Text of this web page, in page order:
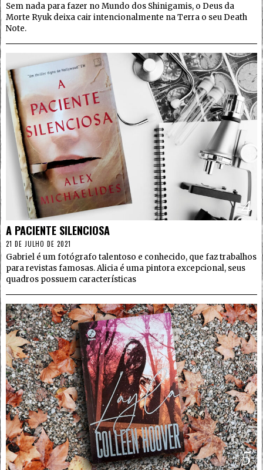
Sem nada para fazer no Mundo dos Shinigamis, o Deus da
Morte Ryuk deixa cair intencionalmente na Terra o seu Death
Note.
4
A PACIENTE SILENCIOSA
21 DE JULHO DE 2021
Gabriel é um fotógrafo talentoso e conhecido, que faz trabalhos
para revistas famosas. Alicia é uma pintora excepcional, seus
quadros possuem características
5